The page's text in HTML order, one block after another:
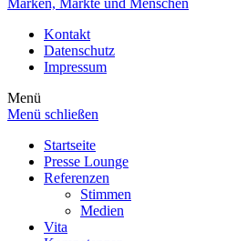
Kontakt
Datenschutz
Impressum
Menü
Menü schließen
Startseite
Presse Lounge
Referenzen
Stimmen
Medien
Vita